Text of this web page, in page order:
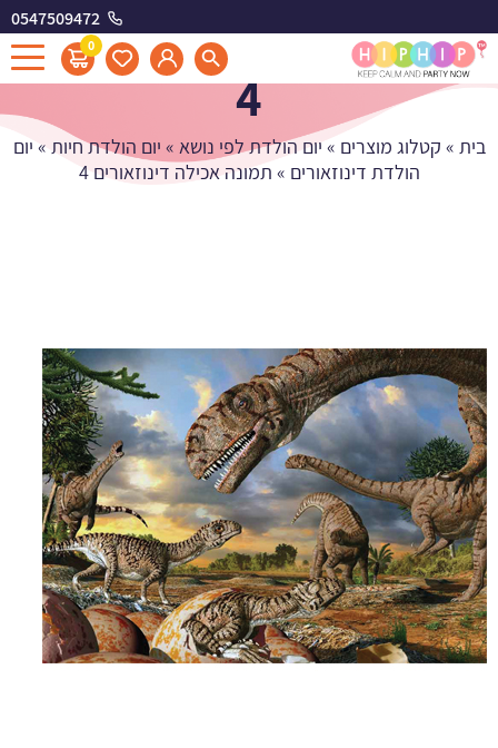
0547509472
0
תמונה אכילה דינוזאורים
4
בית » קטלוג מוצרים » יום הולדת לפי נושא » יום הולדת חיות » יום
הולדת דינוזאורים » תמונה אכילה דינוזאורים 4